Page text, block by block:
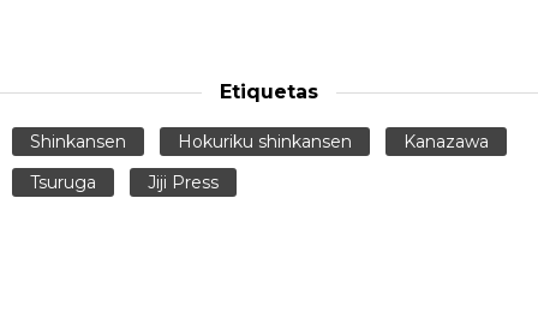
Etiquetas
Shinkansen Hokuriku shinkansen
Kanazawa
Tsuruga
Jiji Press